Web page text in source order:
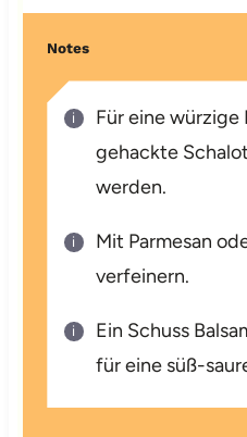
Notes
Für eine
gehackte
werden.
Mit Parmesan
verfeinern.
Ein Schuss
für eine süß-